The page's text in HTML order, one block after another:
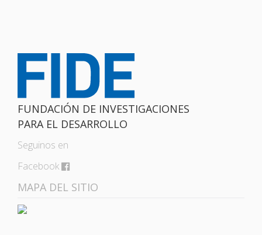
FUNDACIÓN DE INVESTIGACIONES
PARA EL DESARROLLO
Seguinos en
Facebook
MAPA DEL SITIO